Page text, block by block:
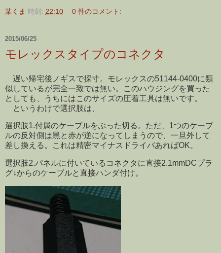
某くま 時刻: 22:10 0 件のコメント:
2015/06/25
モレックスタイプのコネクタ
遅い帰宅後ノギスで採寸。モレックスの51144-0400に類
似しているが完全一致では無い。このハウジングを買った
としても、うちにはこのサイズの圧着工具は無いです。
というわけで選択肢は、
選択肢1.付属のケーブルをぶった切る。ただ、1つのケーブ
ルの反対側は黒と赤が逆になってしまうので、一旦外して
差し換える。これは精密マイナスドライバあればOK。
選択肢2.パネルに付いているコネクタに直接2.1mmDCプラ
グ↓からのケーブルと直接ハンダ付け。